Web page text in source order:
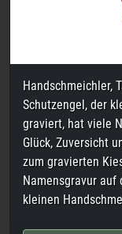
fertigen sehr gerne
Dabei sehen
besonders schön und
Unsere
gut fürUrnengräber,
sowie als
dabei keine
Zeichnung oder
Für die kleinsten
verlassen mussten,
Gedenksteine. Sehr